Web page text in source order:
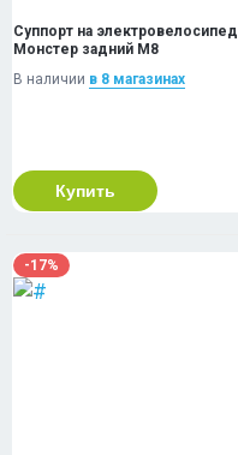
Суппорт на электровелосипед
Монстер задний М8
В наличии в 8 магазинах
Купить
-17%